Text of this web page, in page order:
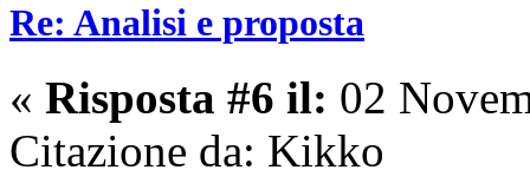
Re: Analisi e proposta
« Risposta #6 il: 02
Citazione da: Kikko